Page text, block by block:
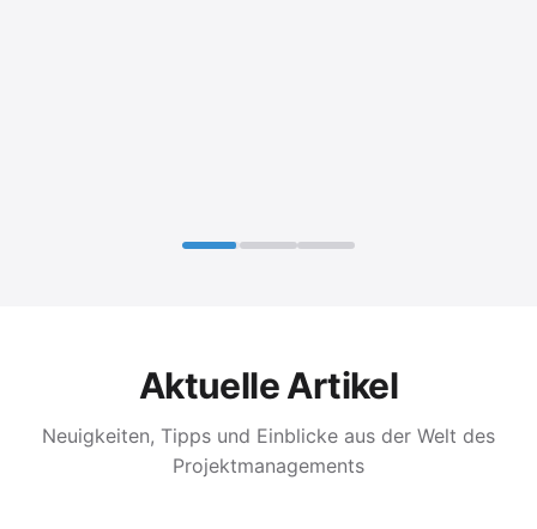
Aktuelle Artikel
Neuigkeiten, Tipps und Einblicke aus der Welt des
Projektmanagements